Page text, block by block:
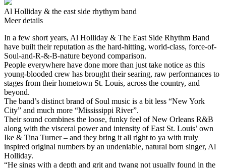
Al Holliday & the east side rhythym band
Meer details
In a few short years, Al Holliday & The East Side Rhythm Band
have built their reputation as the hard-hitting, world-class, force-of-
Soul-and-R-&-B-nature beyond comparison.
People everywhere have done more than just take notice as this
young-blooded crew has brought their searing, raw performances to
stages from their hometown St. Louis, across the country, and
beyond.
The band’s distinct brand of Soul music is a bit less “New York
City” and much more “Mississippi River”.
Their sound combines the loose, funky feel of New Orleans R&B
along with the visceral power and intensity of East St. Louis’ own
Ike & Tina Turner – and they bring it all right to ya with truly
inspired original numbers by an undeniable, natural born singer, Al
Holliday.
“He sings with a depth and grit and twang not usually found in the